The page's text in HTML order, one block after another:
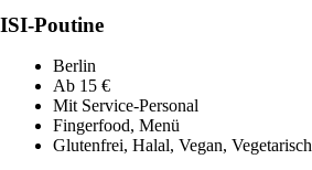
ISI-Poutine
Berlin
Ab 15 €
Mit Service-Personal
Fingerfood, Menü
Glutenfrei, Halal, Vegan, Vegetarisch